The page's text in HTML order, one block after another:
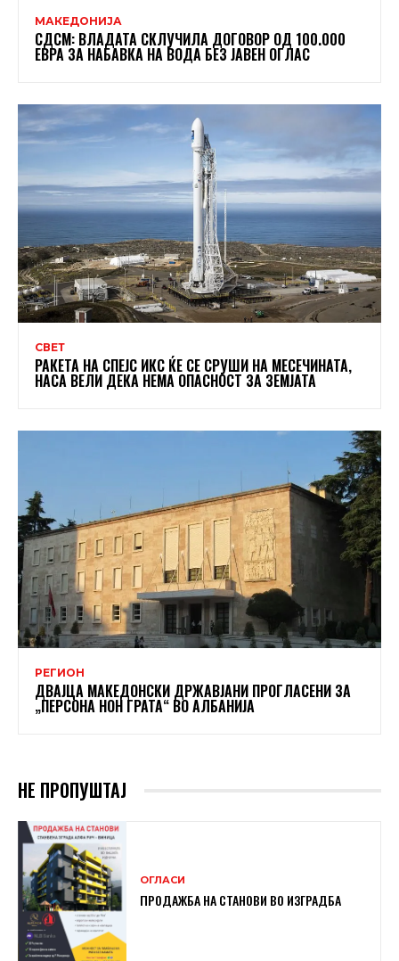
МАКЕДОНИЈА
СДСМ: ВЛАДАТА СКЛУЧИЛА ДОГОВОР ОД 100.000
ЕВРА ЗА НАБАВКА НА ВОДА БЕЗ ЈАВЕН ОГЛАС
СВЕТ
РАКЕТА НА СПЕЈС ИКС ЌЕ СЕ СРУШИ НА МЕСЕЧИНАТА,
НАСА ВЕЛИ ДЕКА НЕМА ОПАСНОСТ ЗА ЗЕМЈАТА
РЕГИОН
ДВАЈЦА МАКЕДОНСКИ ДРЖАВЈАНИ ПРОГЛАСЕНИ ЗА
„ПЕРСОНА НОН ГРАТА“ ВО АЛБАНИЈА
НЕ ПРОПУШТАЈ
ОГЛАСИ
ПРОДАЖБА НА СТАНОВИ ВО ИЗГРАДБА